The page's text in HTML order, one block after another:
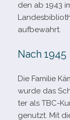
den ab 1943
aufbewahrt.
Nach 1945
Die Familie
wurde das
ter als TBC-​
genutzt. Mit